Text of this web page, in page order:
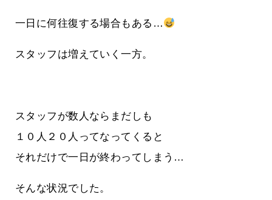
一日に何往復する場合もある…
スタッフは増えていく一方。
スタッフが数人ならまだしも
１０人２０人ってなってくると
それだけで一日が終わってしまう…
そんな状況でした。